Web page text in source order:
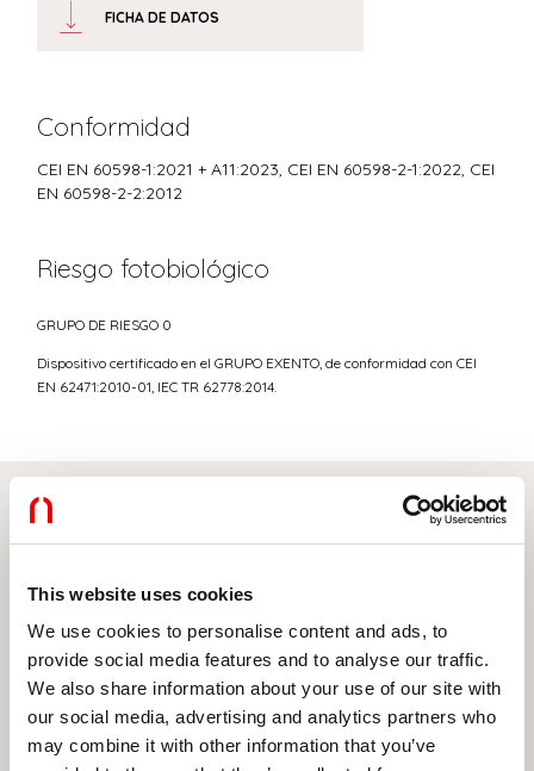
This website uses cookies
We use cookies to personalise content and ads, to
provide social media features and to analyse our traffic.
We also share information about your use of our site with
our social media, advertising and analytics partners who
may combine it with other information that you’ve
FICHA DE DATOS
Conformidad
CEI EN 60598-1:2021 + A11:2023, CEI EN 60598-2-1:2022, CEI
EN 60598-2-2:2012
Riesgo fotobiológico
GRUPO DE RIESGO 0
Dispositivo certificado en el GRUPO EXENTO, de conformidad con CEI
EN 62471:2010-01, IEC TR 62778:2014.
Elige tu producto
TIPO DE INSTALACIÓN
MONTAJE EN TECHO
EMPOTRABLE EN PLADUR